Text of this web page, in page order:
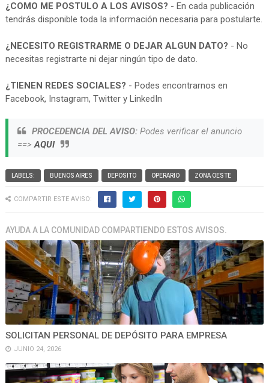
¿COMO ME POSTULO A LOS AVISOS? - En cada publicación
tendrás disponible toda la información necesaria para postularte.
¿NECESITO REGISTRARME O DEJAR ALGUN DATO? - No
necesitas registrarte ni dejar ningún tipo de dato.
¿TIENEN REDES SOCIALES? - Podes encontrarnos en
Facebook, Instagram, Twitter y LinkedIn
PROCEDENCIA DEL AVISO:Podes verificar el anuncio
==>AQUI
LABELS: BUENOS AIRES DEPOSITO OPERARIO ZONA OESTE
COMPARTIR ESTE AVISO:
AYUDA A LA COMUNIDAD COMPARTIENDO ESTOS AVISOS.
SOLICITAN PERSONAL DE DEPÓSITO PARA EMPRESA
JUNIO 24, 2026